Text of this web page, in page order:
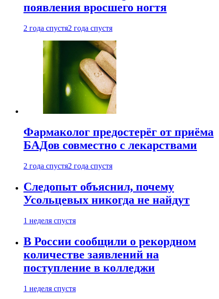
появления вросшего ногтя
2 года спустя2 года спустя
Фармаколог предостерёг от приёма
БАДов совместно с лекарствами
2 года спустя2 года спустя
Следопыт объяснил, почему
Усольцевых никогда не найдут
1 неделя спустя
В России сообщили о рекордном
количестве заявлений на
поступление в колледжи
1 неделя спустя